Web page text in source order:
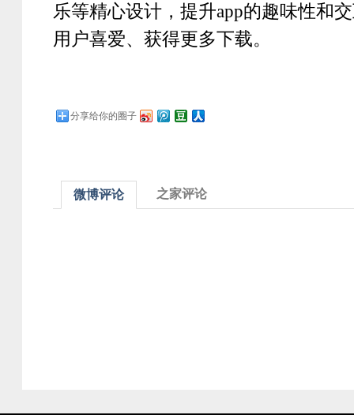
乐等精心设计，提升app的趣味性和
用户喜爱、获得更多下载。
分享给你的圈子
微博评论 之家评论